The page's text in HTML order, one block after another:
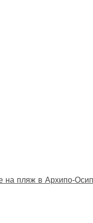
на пляж в